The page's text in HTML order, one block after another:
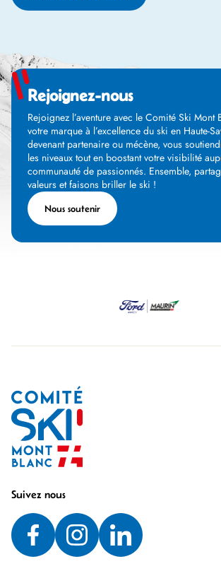
Rejoignez-nous
Rejoignez l’aventure avec le Comité Ski Mont
votre marque à l’excellence du ski en Haute-
devenant partenaire ou mécène, vous
les niveaux tout en boostant votre visibilité
communauté de passionnés. Ensemble,
valeurs et faisons briller le ski !
Nous soutenir
Suivez nous